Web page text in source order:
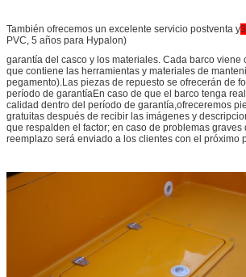
También ofrecemos un excelente servicio postventa y
PVC, 5 años para Hypalon)
garantía del casco y los materiales. Cada barco viene
que contiene las herramientas y materiales de
pegamento).Las piezas de repuesto se ofrecerán de
período de garantíaEn caso de que el barco tenga
calidad dentro del período de garantía,ofreceremos
gratuitas después de recibir las imágenes y
que respalden el factor; en caso de problemas graves
reemplazo será enviado a los clientes con el próximo